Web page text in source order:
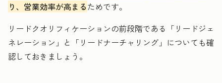
り、営業効率が高まるためです。
リードクオリフィケーションの前段階である「リードジェ
ネレーション」と「リードナーチャリング」についても確
認しておきましょう。